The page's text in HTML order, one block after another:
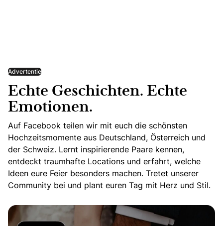
Advertentie
Echte Geschichten. Echte
Emotionen.
Auf Facebook teilen wir mit euch die schönsten
Hochzeitsmomente aus Deutschland, Österreich und
der Schweiz. Lernt inspirierende Paare kennen,
entdeckt traumhafte Locations und erfahrt, welche
Ideen eure Feier besonders machen. Tretet unserer
Community bei und plant euren Tag mit Herz und Stil.
Echte Geschichten. Echte Emotionen.